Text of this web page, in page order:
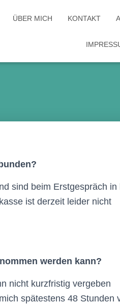
ÜBER MICH KONTAKT
sind beim Erstgespräch in
ist derzeit leider nicht
werden kann?
nicht kurzfristig vergeben
spätestens 48 Stunden